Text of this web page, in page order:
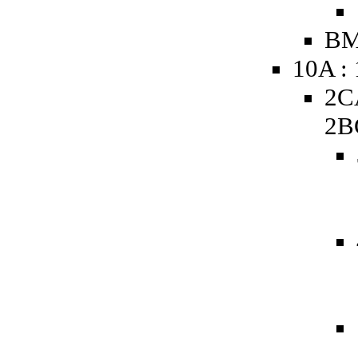
10A :